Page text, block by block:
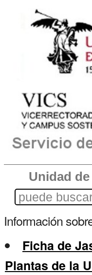
Unidad
Información
Ficha de
Plantas de la